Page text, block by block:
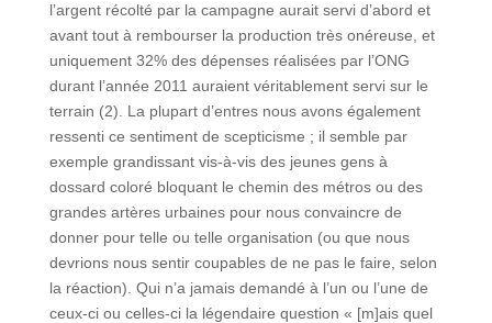
l’argent récolté par la campagne aurait servi d’abord et
avant tout à rembourser la production très onéreuse, et
uniquement 32% des dépenses réalisées par l’ONG
durant l’année 2011 auraient véritablement servi sur le
terrain (2). La plupart d’entres nous avons également
ressenti ce sentiment de scepticisme ; il semble par
exemple grandissant vis-à-vis des jeunes gens à
dossard coloré bloquant le chemin des métros ou des
grandes artères urbaines pour nous convaincre de
donner pour telle ou telle organisation (ou que nous
devrions nous sentir coupables de ne pas le faire, selon
la réaction). Qui n’a jamais demandé à l’un ou l’une de
ceux-ci ou celles-ci la légendaire question « [m]ais quel